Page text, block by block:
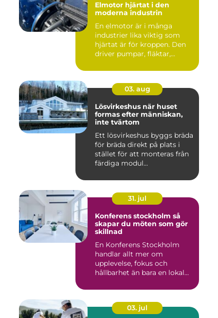
Elmotor hjärtat i den
moderna industrin
En elmotor är i många
industrier lika viktig som
hjärtat är för kroppen. Den
driver pumpar, fläktar,...
03. aug
Lösvirkeshus när huset
formas efter människan,
inte tvärtom
Ett lösvirkeshus byggs bräda
för bräda direkt på plats i
stället för att monteras från
färdiga modul...
31. jul
Konferens stockholm så
skapar du möten som gör
skillnad
En Konferens Stockholm
handlar allt mer om
upplevelse, fokus och
hållbarhet än bara en lokal
03. jul